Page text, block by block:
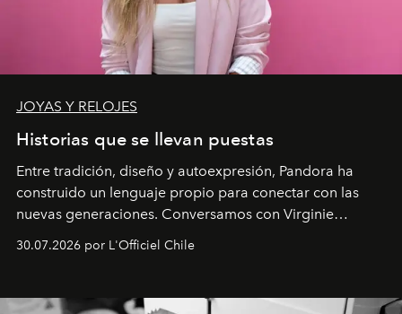
JOYAS Y RELOJES
Historias que se llevan puestas
Entre tradición, diseño y autoexpresión, Pandora ha
construido un lenguaje propio para conectar con las
nuevas generaciones. Conversamos con Virginie
Latinoamérica, sobre identidad, cultura y el valor
30.07.2026 por L'Officiel Chile